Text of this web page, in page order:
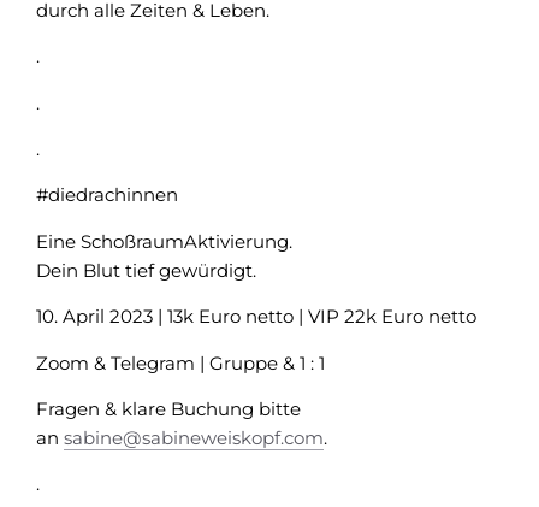
durch alle Zeiten & Leben.
.
.
.
#diedrachinnen
Eine SchoßraumAktivierung.
Dein Blut tief gewürdigt.
10. April 2023 | 13k Euro netto | VIP 22k Euro netto
Zoom & Telegram | Gruppe & 1 : 1
Fragen & klare Buchung bitte
an sabine@sabineweiskopf.com.
.